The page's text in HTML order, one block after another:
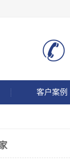
客户案例